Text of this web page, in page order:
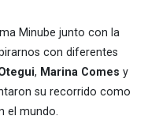
Minube junto con la
con diferentes
, Marina Comes y
su recorrido como
el mundo.